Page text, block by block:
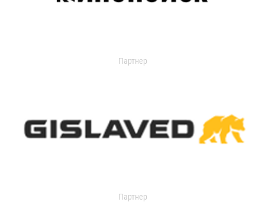
Партнер
Партнер